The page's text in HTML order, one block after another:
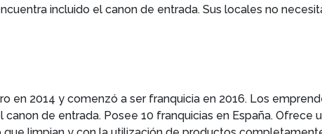
incluido el canon de entrada. Sus locales no
en 2014 y comenzó a ser franquicia en 2016. Los
de entrada. Posee 10 franquicias en España. Ofrece